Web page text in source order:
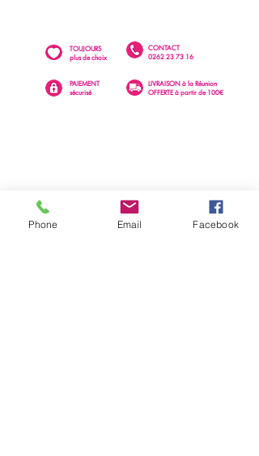
CONTACT
0262 23 73 16
TOUJOURS
plus de choix
PAIEMENT
sécurisé
LIVRAISON à la Réunion
OFFERTE à partir de 100€
Phone Email Facebook